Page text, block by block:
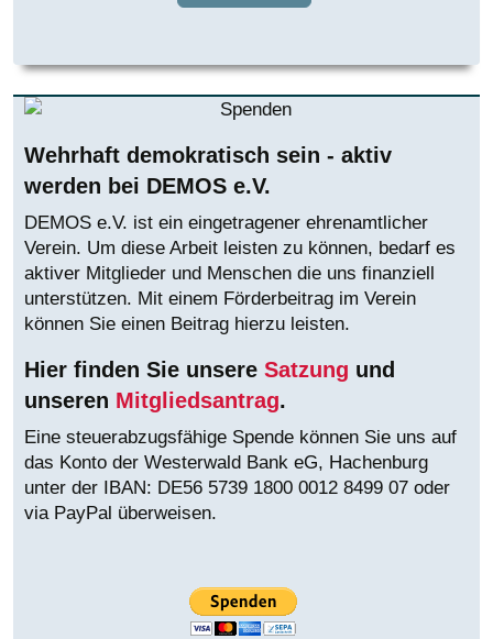
Wehrhaft demokratisch sein - aktiv
werden bei DEMOS e.V.
DEMOS e.V. ist ein eingetragener ehrenamtlicher
Verein. Um diese Arbeit leisten zu können, bedarf es
aktiver Mitglieder und Menschen die uns finanziell
unterstützen. Mit einem Förderbeitrag im Verein
können Sie einen Beitrag hierzu leisten.
Hier finden Sie unsere Satzung und
unseren Mitgliedsantrag.
Eine steuerabzugsfähige Spende können Sie uns auf
das Konto der Westerwald Bank eG, Hachenburg
unter der IBAN: DE56 5739 1800 0012 8499 07 oder
via PayPal überweisen.